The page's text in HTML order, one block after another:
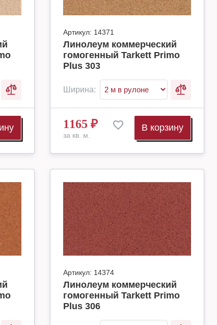
Артикул: 14371
Линолеум коммерческий
гомогенный Tarkett Primo
Plus 303
Ширина:
1165 ₽
за кв. м.
В корзину
Артикул: 14374
Линолеум коммерческий
гомогенный Tarkett Primo
Plus 306